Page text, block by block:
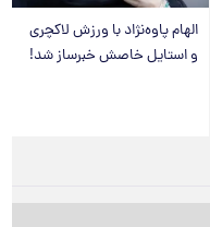
الهام پاوه‌نژاد با ورزش لاکچری
و استایل خاصش خبرساز شد!